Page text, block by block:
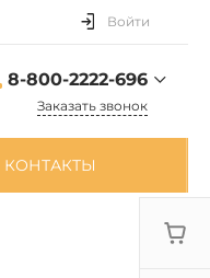
Войти
8-800-2222-696
sale@zpdetal.ru
Заказать звонок
КОНТАКТЫ